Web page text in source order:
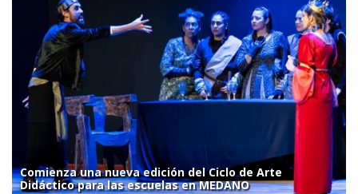
Comienza una nueva edición del Ciclo de Arte
Didáctico para las escuelas en MEDANO